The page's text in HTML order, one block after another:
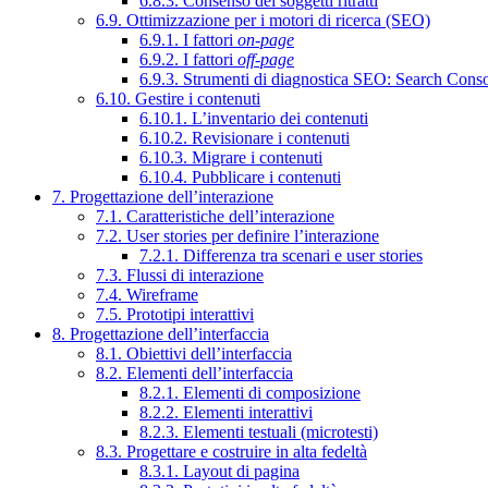
6.9. Ottimizzazione per i motori di ricerca (SEO)
6.9.1. I fattori on-page
6.9.2. I fattori off-page
6.9.3. Strumenti di diagnostica SEO: Search
6.10. Gestire i contenuti
6.10.1. L’inventario dei contenuti
6.10.2. Revisionare i contenuti
6.10.3. Migrare i contenuti
6.10.4. Pubblicare i contenuti
7. Progettazione dell’interazione
7.1. Caratteristiche dell’interazione
7.2. User stories per definire l’interazione
7.2.1. Differenza tra scenari e user stories
7.3. Flussi di interazione
7.4. Wireframe
7.5. Prototipi interattivi
8. Progettazione dell’interfaccia
8.1. Obiettivi dell’interfaccia
8.2. Elementi dell’interfaccia
8.2.1. Elementi di composizione
8.2.2. Elementi interattivi
8.2.3. Elementi testuali (microtesti)
8.3. Progettare e costruire in alta fedeltà
8.3.1. Layout di pagina